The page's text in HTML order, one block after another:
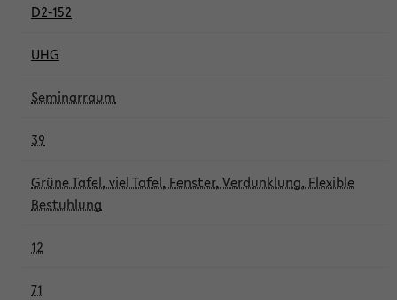
D2-152
UHG
Seminarraum
39
Grüne Tafel, viel Tafel, Fenster, Verdunklung, Flexible
Bestuhlung
12
71